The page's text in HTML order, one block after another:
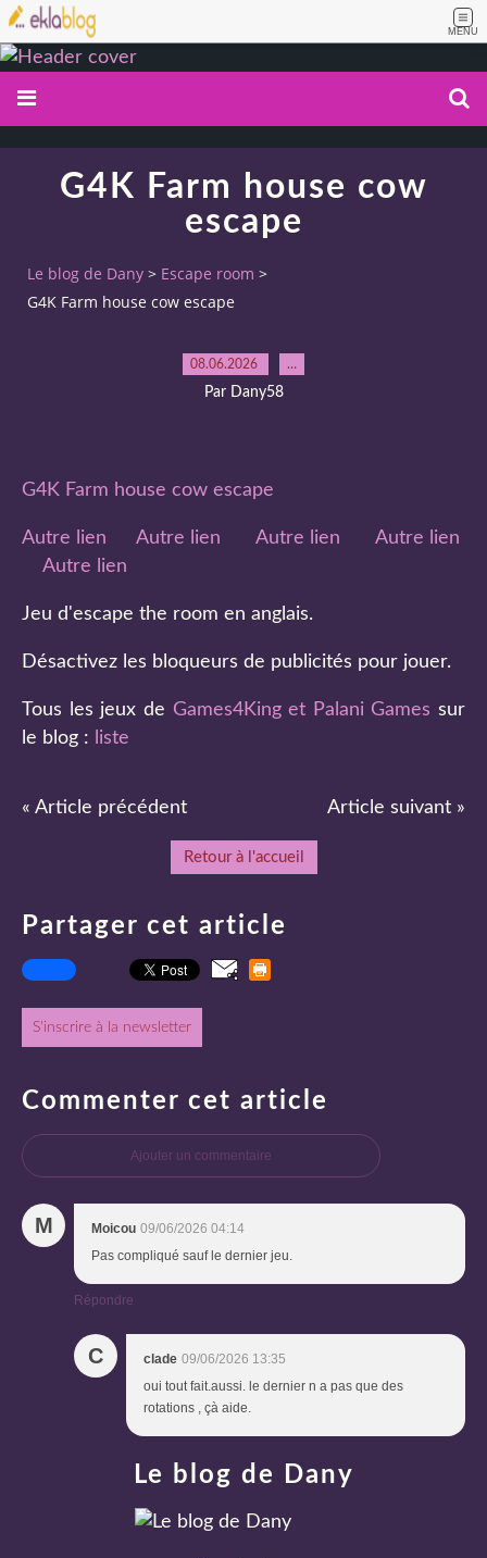
MENU
G4K Farm house cow
escape
Le blog de Dany > Escape room >
G4K Farm house cow escape
08.06.2026 …
Par Dany58
G4K Farm house cow escape
Autre lien Autre lien Autre lien
Autre lien
Autre lien
Jeu d'escape the room en anglais.
Désactivez les bloqueurs de publicités pour jouer.
Tous les jeux de Games4King et Palani Games sur
le blog :
liste
« Article précédent Article suivant »
Retour à l'accueil
Partager cet article
S'inscrire à la newsletter
Commenter cet article
Ajouter un commentaire
M Moicou 09/06/2026 04:14
Pas compliqué sauf le dernier jeu.
Répondre
C clade 09/06/2026 13:35
oui tout fait.aussi. le dernier n a pas que des
rotations , çà aide.
Le blog de Dany